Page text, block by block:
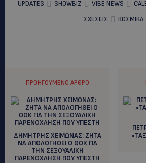
UPDATES SHOWBIZ VIBE NEWS
ΣΧΕΣΕΙΣ
ΚΟΣΜΙΚΑ
ΠΡΟΗΓΟΎΜΕΝΟ ΆΡΘΡΟ
ΔΗΜΗΤΡΗΣ ΧΕΙΜΩΝΑΣ: ΖΗΤΑ
ΝΑ ΑΠΟΛΟΓΗΘΕΙ Ο ΘΟΚ ΓΙΑ
ΤΗΝ ΣΕΞΟΥΑΛΙΚΗ
ΠΑΡΕΝΟΧΛΗΣΗ ΠΟΥ ΥΠΕΣΤΗ